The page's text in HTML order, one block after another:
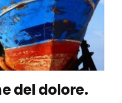
del dolore.